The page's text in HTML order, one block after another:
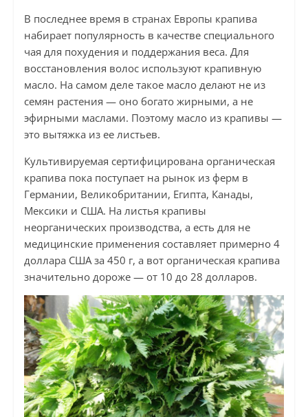
В последнее время в странах Европы крапива
набирает популярность в качестве специального
чая для похудения и поддержания веса. Для
восстановления волос используют крапивную
масло. На самом деле такое масло делают не из
семян растения — оно богато жирными, а не
эфирными маслами. Поэтому масло из крапивы —
это вытяжка из ее листьев.
Культивируемая сертифицирована органическая
крапива пока поступает на рынок из ферм в
Германии, Великобритании, Египта, Канады,
Мексики и США. На листья крапивы
неорганических производства, а есть для не
медицинские применения составляет примерно 4
доллара США за 450 г, а вот органическая крапива
значительно дороже — от 10 до 28 долларов.